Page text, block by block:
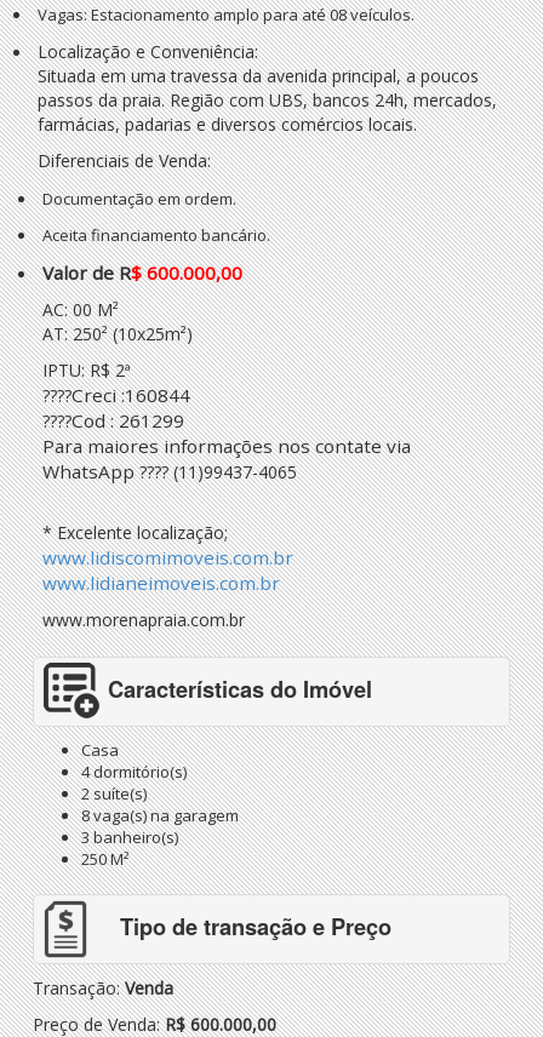
Vagas:Estacionamento amplo para até 08 veículos.
Localização e Conveniência:
Situada em uma travessa da avenida principal, a poucos
passos da praia. Região com UBS, bancos 24h, mercados,
farmácias, padarias e diversos comércios locais.
Diferenciais de Venda:
Documentação em ordem.
Aceita financiamento bancário.
Valor de R$ 600.000,00
AC: 00 M²
AT: 250² (10x25m²)
IPTU: R$ 2ª
????Creci :160844
????Cod : 261299
Para maiores informações nos contate via
WhatsApp????(11)99437-4065
* Excelente localização;
www.lidiscomimoveis.com.br
www.lidianeimoveis.com.br
www.morenapraia.com.br
Características do Imóvel
Casa
4 dormitório(s)
2 suíte(s)
8 vaga(s) na garagem
3 banheiro(s)
250 M²
Tipo de transação e Preço
Transação:Venda
Preço de Venda:R$ 600.000,00